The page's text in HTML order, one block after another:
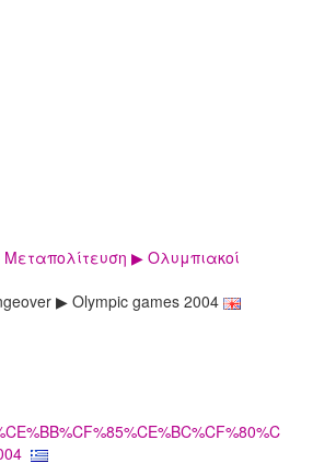
Μεταπολίτευση ▶ Ολυμπιακοί
▶ Olympic games 2004